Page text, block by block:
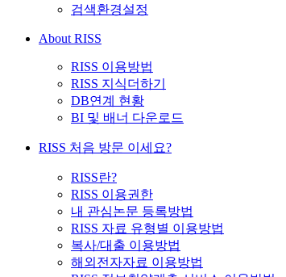
검색환경설정
About RISS
RISS 이용방법
RISS 지식더하기
DB연계 현황
BI 및 배너 다운로드
RISS 처음 방문 이세요?
RISS란?
RISS 이용권한
내 관심논문 등록방법
RISS 자료 유형별 이용방법
복사/대출 이용방법
해외전자자료 이용방법